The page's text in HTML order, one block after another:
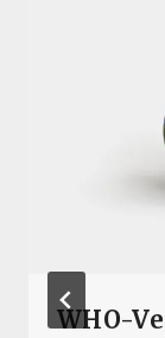
WHO-